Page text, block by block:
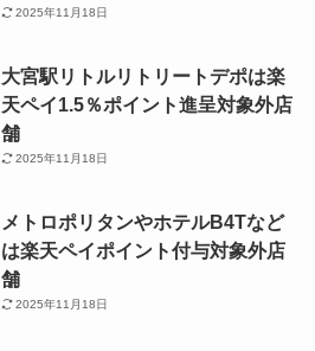
2025年11月18日
大宮駅リトルリトリートデポは楽
天ペイ1.5％ポイント進呈対象外店
舗
2025年11月18日
メトロポリタンやホテルB4Tなど
は楽天ペイポイント付与対象外店
舗
2025年11月18日